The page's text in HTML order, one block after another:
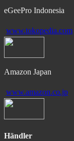
eGeePro Indonesia
www.tokopedia.com
Amazon Japan
www.amazon.co.jp
Händler